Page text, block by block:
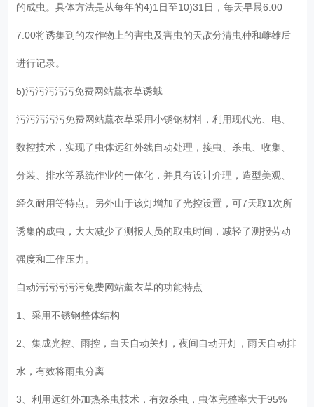
的成虫。具体方法是从每年的4)1日至10)31日，每天早晨6:00—
7:00将诱集到的农作物上的害虫及害虫的天敌分清虫种和雌雄后
进行记录。
5)污污污污污免费网站薰衣草诱蛾
污污污污污免费网站薰衣草采用小锈钢材料，利用现代光、电、
数控技术，实现了虫体远红外线自动处理，接虫、杀虫、收集、
分装、排水等系统作业的一体化，并具有设计介理，造型美观、
经久耐用等特点。另外山于该灯增加了光控设置，可7天取1次所
诱集的成虫，大大减少了测报人员的取虫时间，减轻了测报劳动
强度和工作压力。
自动污污污污污免费网站薰衣草的功能特点
1、采用不锈钢整体结构
2、集成光控、雨控，白天自动关灯，夜间自动开灯，雨天自动排
水，有效将雨虫分离
3、利用远红外加热杀虫技术，有效杀虫，虫体完整率大于95%